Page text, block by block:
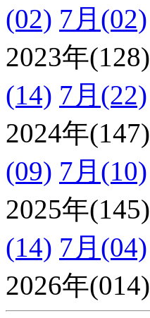
(02) 7月(02)
2023年(128)
(14) 7月(22)
2024年(147)
(09) 7月(10)
2025年(145)
(14) 7月(04)
2026年(014)